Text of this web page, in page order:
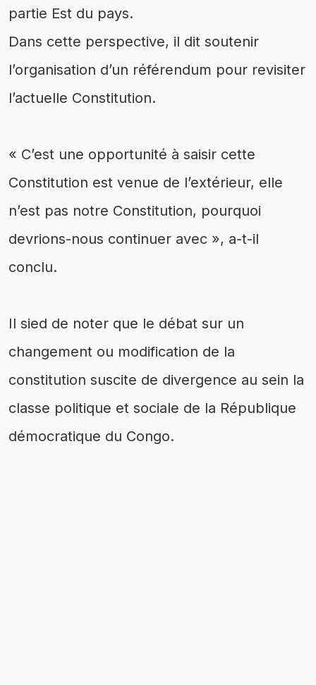
partie Est du pays.
‎Dans cette perspective, il dit soutenir
l’organisation d’un référendum pour revisiter
l’actuelle Constitution.
‎« C’est une opportunité à saisir cette
Constitution est venue de l’extérieur, elle
n’est pas notre Constitution, pourquoi
devrions-nous continuer avec », a-t-il
conclu.
‎Il sied de noter que le débat sur un
changement ou modification de la
constitution suscite de divergence au sein la
classe politique et sociale de la République
démocratique du Congo.